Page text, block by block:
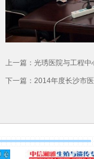
上一篇： 光琇医院与工程
下一篇： 2014年度长沙市